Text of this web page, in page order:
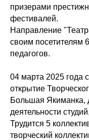
призерами
фестивалей.
Направление
своим посетителям
педагогов.
04 марта 2025 года
открытие
Большая Якиманка,
деятельности
Трудится 5
творческий